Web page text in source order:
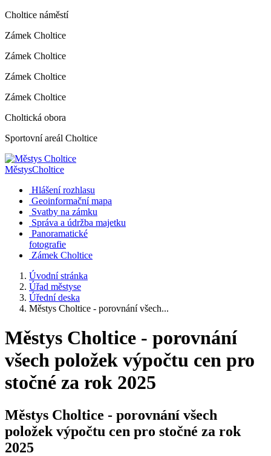
Choltice náměstí
Zámek Choltice
Zámek Choltice
Zámek Choltice
Zámek Choltice
Choltická obora
Sportovní areál Choltice
MěstysCholtice
Hlášení rozhlasu
Geoinformační mapa
Svatby na zámku
Správa a údržba majetku
Panoramatické
fotografie
Zámek Choltice
Úvodní stránka
Úřad městyse
Úřední deska
Městys Choltice - porovnání všech...
Městys Choltice - porovnání
všech položek výpočtu cen pro
stočné za rok 2025
Městys Choltice - porovnání všech
položek výpočtu cen pro stočné za rok
2025